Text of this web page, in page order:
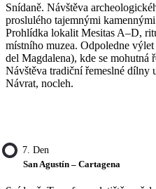
Snídaně. Návštěva
proslulého tajemnými
Prohlídka lokalit Mesitas A–D,
místního muzea. Odpoledne
del Magdalena), kde se mohutná
Návštěva tradiční řemeslné dílny
Návrat, nocleh.
7. Den
San Agustín – Cartagena